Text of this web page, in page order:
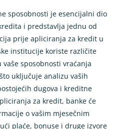
sposobnosti je esencijalni dio
i predstavlja jednu od
prije apliciranja za kredit u
institucije koriste različite
sposobnosti vraćanja
uključuje analizu vaših
dugova i kreditne
za kredit, banke će
o vašim mjesečnim
plaće, bonuse i druge izvore